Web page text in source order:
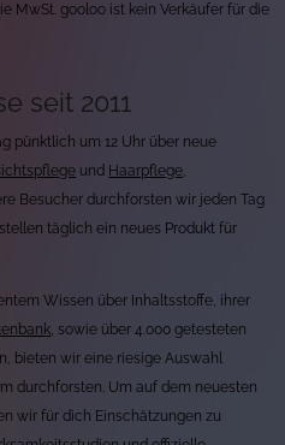
MwSt. gooloo ist kein Verkäufer für die
seit 2011
pünktlich um 12 Uhr über neue
und Haarpflege,
Besucher durchforsten wir jeden Tag
täglich ein neues Produkt für
Wissen über Inhaltsstoffe, ihrer
, sowie über 4.000 getesteten
bieten wir eine riesige Auswahl
durchforsten. Um auf dem neuesten
wir für dich Einschätzungen zu